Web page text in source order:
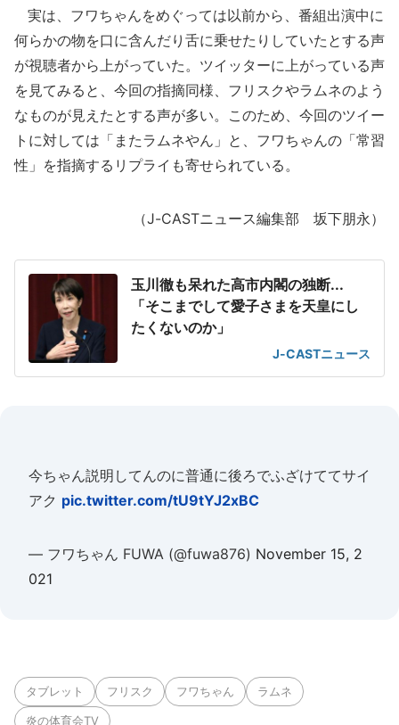
実は、フワちゃんをめぐっては以前から、番組出演中に
何らかの物を口に含んだり舌に乗せたりしていたとする声
が視聴者から上がっていた。ツイッターに上がっている声
を見てみると、今回の指摘同様、フリスクやラムネのよう
なものが見えたとする声が多い。このため、今回のツイー
トに対しては「またラムネやん」と、フワちゃんの「常習
性」を指摘するリプライも寄せられている。
（J-CASTニュース編集部 坂下朋永）
玉川徹も呆れた高市内閣の独断...
「そこまでして愛子さまを天皇にし
たくないのか」
J-CASTニュース
今ちゃん説明してんのに普通に後ろでふざけててサイ
アク pic.twitter.com/tU9tYJ2xBC
— フワちゃん FUWA (@fuwa876) November 15, 2
021
タブレット フリスク フワちゃん ラムネ
炎の体育会TV